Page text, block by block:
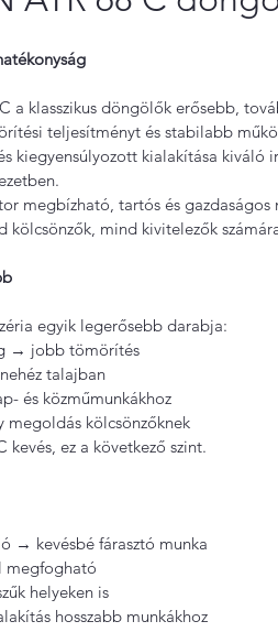
a klasszikus döngölők erősebb,
teljesítményt és stabilabb
kiegyensúlyozott kialakítása kiváló
megbízható, tartós és
kölcsönzők, mind kivitelezők
egyik legerősebb darabja:
→ jobb tömörítés
talajban
és közműmunkákhoz
megoldás kölcsönzőknek
kevés, ez a következő szint.
→ kevésbé fárasztó munka
megfogható
helyeken is
hosszabb munkákhoz